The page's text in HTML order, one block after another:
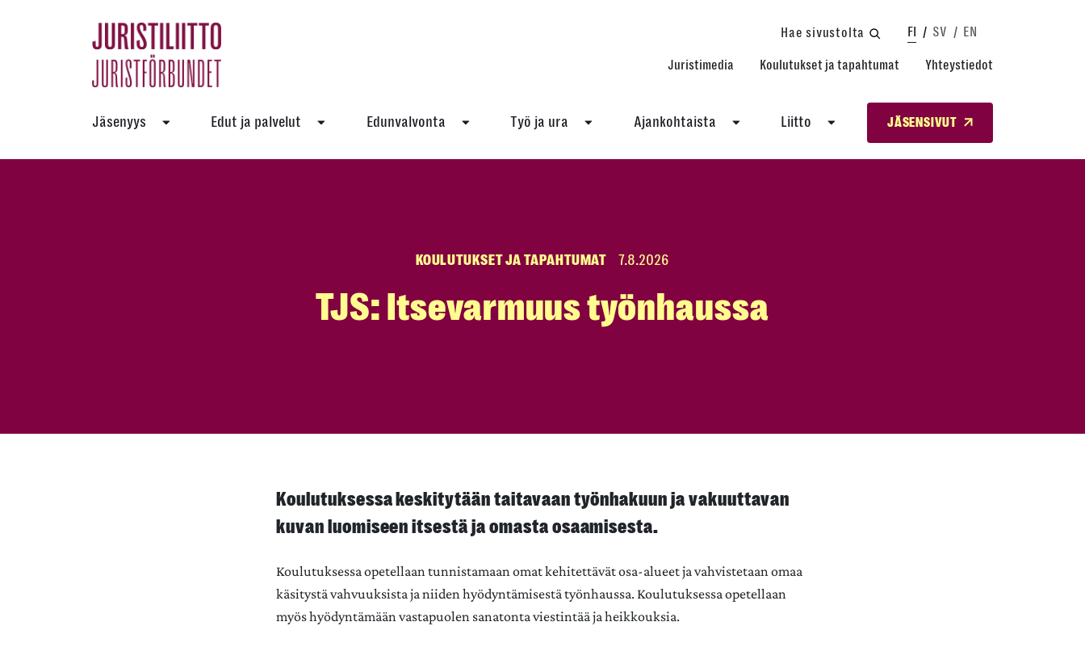
Hae sivustolta FI SV EN
Juristimedia Koulutukset ja tapahtumat Yhteystiedot
Jäsenyys Edut ja palvelut Edunvalvonta Työ ja ura Ajankohtaista Liitto JÄSENSIVUT
KOULUTUKSET JA TAPAHTUMAT 7.8.2026
TJS: Itsevarmuus työnhaussa
Koulutuksessa keskitytään taitavaan työnhakuun ja vakuuttavan
kuvan luomiseen itsestä ja omasta osaamisesta.
Koulutuksessa opetellaan tunnistamaan omat kehitettävät osa-alueet ja vahvistetaan omaa
käsitystä vahvuuksista ja niiden hyödyntämisestä työnhaussa. Koulutuksessa opetellaan
myös hyödyntämään vastapuolen sanatonta viestintää ja heikkouksia.